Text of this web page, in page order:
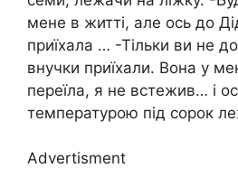
мене в житті, але ось до
приїхала … -Тільки ви не
внучки приїхали. Вона у
переїла, я не встежив… і
температурою під сорок
Advertisment